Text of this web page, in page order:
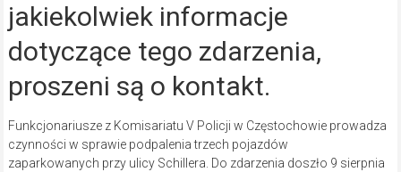
jakiekolwiek informacje
dotyczące tego zdarzenia,
proszeni są o kontakt.
Funkcjonariusze z Komisariatu V Policji w Częstochowie prowadza
czynności w sprawie podpalenia trzech pojazdów
zaparkowanych przy ulicy Schillera. Do zdarzenia doszło 9 sierpnia